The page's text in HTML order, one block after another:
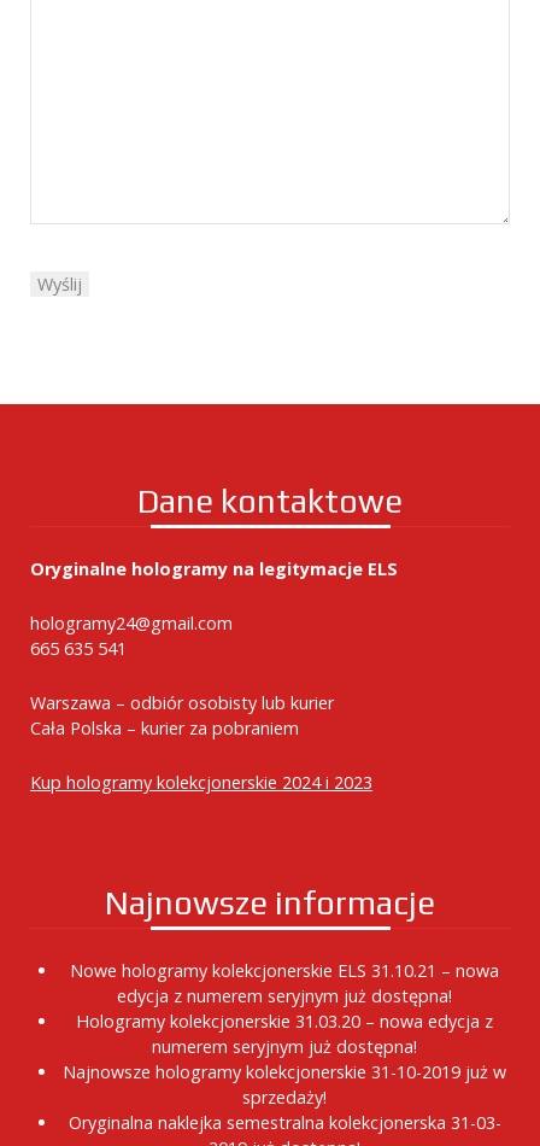
Dane kontaktowe
Oryginalne hologramy na legitymacje ELS
hologramy24@gmail.com
665 635 541
Warszawa – odbiór osobisty lub kurier
Cała Polska – kurier za pobraniem
Kup hologramy kolekcjonerskie 2024 i 2023
Najnowsze informacje
Nowe hologramy kolekcjonerskie ELS 31.10.21 – nowa
edycja z numerem seryjnym już dostępna!
Hologramy kolekcjonerskie 31.03.20 – nowa edycja z
numerem seryjnym już dostępna!
Najnowsze hologramy kolekcjonerskie 31-10-2019 już w
sprzedaży!
Oryginalna naklejka semestralna kolekcjonerska 31-03-